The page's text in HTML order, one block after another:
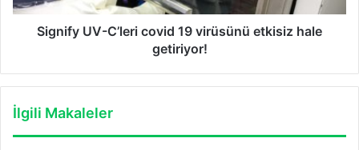
getiriyor!
Signify UV-C’leri covid 19 virüsünü etkisiz hale
getiriyor!
İlgili Makaleler